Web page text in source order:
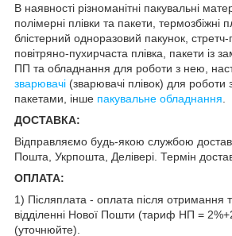
В наявності різноманітні пакувальні
полімерні плівки та пакети, термозбіжні
блістерний одноразовий пакунок,
повітряно-пухирчаста плівка, пакети із
ПП та обладнання для роботи з нею,
зварювачі (зварювачі плівок) для роботи
пакетами, інше пакувальне обладнання
ДОСТАВКА:
Відправляємо будь-якою службою
Пошта, Укрпошта, Делівері. Термін
ОПЛАТА:
1) Післяплата - оплата після отримання
відділенні Нової Пошти (тариф НП =
(уточнюйте).